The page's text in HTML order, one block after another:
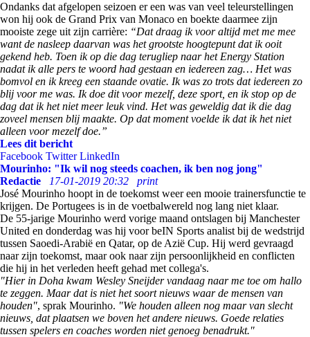
Ondanks dat afgelopen seizoen er een was van veel teleurstellingen
won hij ook de Grand Prix van Monaco en boekte daarmee zijn
mooiste zege uit zijn carrière: “Dat draag ik voor altijd met me mee
want de nasleep daarvan was het grootste hoogtepunt dat ik ooit
gekend heb. Toen ik op die dag terugliep naar het Energy Station
nadat ik alle pers te woord had gestaan en iedereen zag… Het was
bomvol en ik kreeg een staande ovatie. Ik was zo trots dat iedereen zo
blij voor me was. Ik doe dit voor mezelf, deze sport, en ik stop op de
dag dat ik het niet meer leuk vind. Het was geweldig dat ik die dag
zoveel mensen blij maakte. Op dat moment voelde ik dat ik het niet
alleen voor mezelf doe.”
Lees dit bericht
Facebook Twitter LinkedIn
Mourinho: "Ik wil nog steeds coachen, ik ben nog jong"
Redactie
17-01-2019 20:32
print
José Mourinho hoopt in de toekomst weer een mooie trainersfunctie te
krijgen. De Portugees is in de voetbalwereld nog lang niet klaar.
De 55-jarige Mourinho werd vorige maand ontslagen bij Manchester
United en donderdag was hij voor beIN Sports analist bij de wedstrijd
tussen Saoedi-Arabië en Qatar, op de Azië Cup. Hij werd gevraagd
naar zijn toekomst, maar ook naar zijn persoonlijkheid en conflicten
die hij in het verleden heeft gehad met collega's.
"Hier in Doha kwam Wesley Sneijder vandaag naar me toe om hallo
te zeggen. Maar dat is niet het soort nieuws waar de mensen van
houden", sprak Mourinho. "We houden alleen nog maar van slecht
nieuws, dat plaatsen we boven het andere nieuws. Goede relaties
tussen spelers en coaches worden niet genoeg benadrukt."